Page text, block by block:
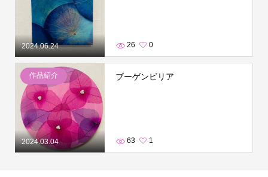
2024.06.24 26 0
2024.03.04
作品紹介 ブーゲンビリア
63 1